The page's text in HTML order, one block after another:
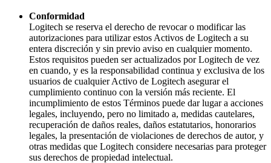
Conformidad
Logitech se reserva el derecho de revocar o modificar las
autorizaciones para utilizar estos Activos de Logitech a su
entera discreción y sin previo aviso en cualquier momento.
Estos requisitos pueden ser actualizados por Logitech de vez
en cuando, y es la responsabilidad continua y exclusiva de los
usuarios de cualquier Activo de Logitech asegurar el
cumplimiento continuo con la versión más reciente. El
incumplimiento de estos Términos puede dar lugar a acciones
legales, incluyendo, pero no limitado a, medidas cautelares,
recuperación de daños reales, daños estatutarios, honorarios
legales, la presentación de violaciones de derechos de autor, y
otras medidas que Logitech considere necesarias para proteger
sus derechos de propiedad intelectual.